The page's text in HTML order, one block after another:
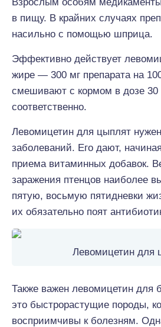
в пищу. В крайних случаях
насильно с помощью шприца.
Эффективно действует
жире — 300 мг препарата на
смешивают с кормом в дозе 30
соответственно.
Левомицетин для цыплят
заболеваний. Его дают,
приема витаминных добавок.
заражения птенцов наиболее
пятую, восьмую пятидневки
их обязательно поят
Левомицетин для
Также важен левомицетин для
это быстрорастущие породы,
восприимчивы к болезням.